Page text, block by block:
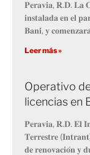
𝐏𝐞𝐫𝐚𝐯𝐢𝐚, 𝐑.𝐃. 𝐋𝐚
𝐢𝐧𝐬𝐭𝐚𝐥𝐚𝐝𝐚 𝐞𝐧 𝐞𝐥
𝐁𝐚𝐧𝐢́, 𝐲
Leer más »
Operativo
licencias en
𝐏𝐞𝐫𝐚𝐯𝐢𝐚, 𝐑.𝐃. 𝐄𝐥
𝐓𝐞𝐫𝐫𝐞𝐬𝐭𝐫𝐞
𝐝𝐞 𝐫𝐞𝐧𝐨𝐯𝐚𝐜𝐢𝐨́𝐧 𝐲